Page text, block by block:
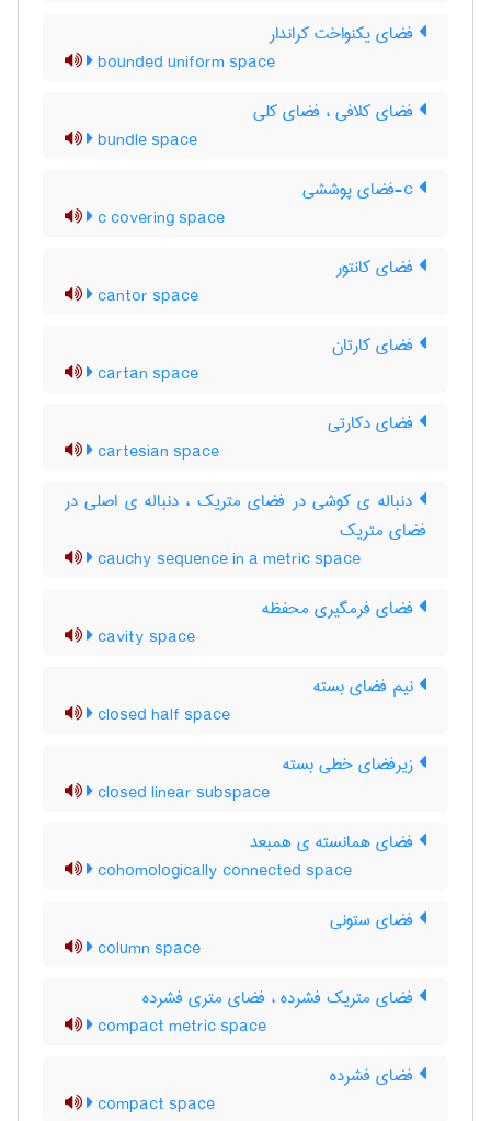
فضای یکنواخت کراندار
bounded uniform space
فضای کلافی ، فضای کلی
bundle space
c covering space
فضای کانتور
cantor space
فضای کارتان
cartan space
فضای دکارتی
cartesian space
دنباله ی کوشی در فضای متریک ، دنباله ی اصلی در
فضای متریک
cauchy sequence in a metric space
فضای فرمگیری محفظه
cavity space
نیم فضای بسته
closed half space
زیرفضای خطی بسته
closed linear subspace
فضای همانسته ی همبعد
cohomologically connected space
فضای ستونی
column space
فضای متریک فشرده ، فضای متری فشرده
compact metric space
فضای فشرده
compact space